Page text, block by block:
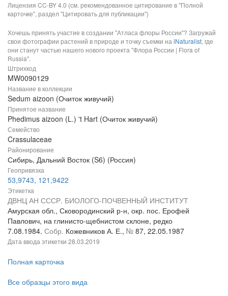
Лицензия CC-BY 4.0 (см. рекомендованное цитирование в "Полной
карточке", раздел "Цитировать для публикации")
Хочешь принять участие в создании "Атласа флоры России"? Загружай
свои фотографии растений в природе и точку съемки наiNaturalist, где
они станут частью нашего нового проекта "Флора России | Flora of
Russia".
Штрихкод
MW0090129
Название в коллекции
Sedum aizoon (Очиток живучий)
Принятое название
Phedimus aizoon (L.) 't Hart (Очиток живучий)
Семейство
Crassulaceae
Районирование
Сибирь, Дальний Восток (S6) (Россия)
Геопривязка
53,9743, 121,9422
Этикетка
ДВНЦ АН СССР. БИОЛОГО-ПОЧВЕННЫЙ ИНСТИТУТ
Амурская обл., Сковородинский р-н, окр. пос. Ерофей
Павлович, на глинисто-щебнистом склоне, редко
7.08.1984. Собр. Кожевников А. Е., № 87, 22.05.1987
Дата ввода этикетки 28.03.2019
Полная карточка
Все образцы этого вида